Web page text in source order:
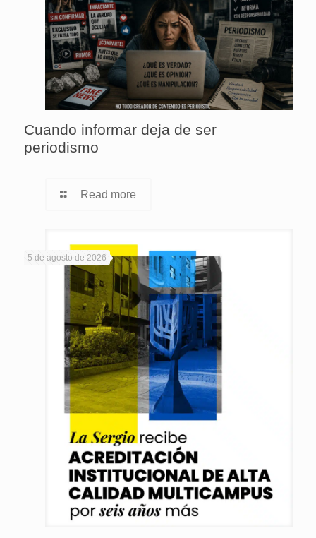
Cuando informar deja de ser
periodismo
Read more
5 de agosto de 2026